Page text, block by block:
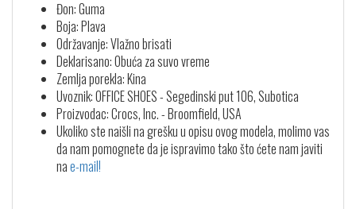
Đon: Guma
Boja: Plava
Održavanje: Vlažno brisati
Deklarisano: Obuća za suvo vreme
Zemlja porekla: Kina
Uvoznik: OFFICE SHOES - Segedinski put 106, Subotica
Proizvodac: Crocs, Inc. - Broomfield, USA
Ukoliko ste naišli na grešku u opisu ovog modela, molimo vas
da nam pomognete da je ispravimo tako što ćete nam javiti
nae-mail!